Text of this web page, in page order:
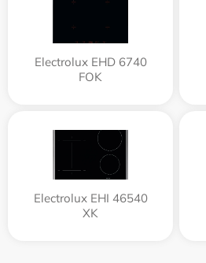
Electrolux EHD 6740
FOK
Electrolux EHI 46540
XK